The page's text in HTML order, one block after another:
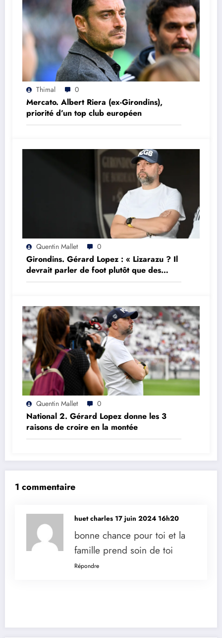
Thimal 0
Mercato. Albert Riera (ex-Girondins),
priorité d’un top club européen
Quentin Mallet 0
Girondins. Gérard Lopez : « Lizarazu ? Il
devrait parler de foot plutôt que des
choses qu’il ne comprend pas »
Quentin Mallet 0
National 2. Gérard Lopez donne les 3
raisons de croire en la montée
1 commentaire
huet charles 17 juin 2024 16h20
bonne chance pour toi et la
famille prend soin de toi
Répondre